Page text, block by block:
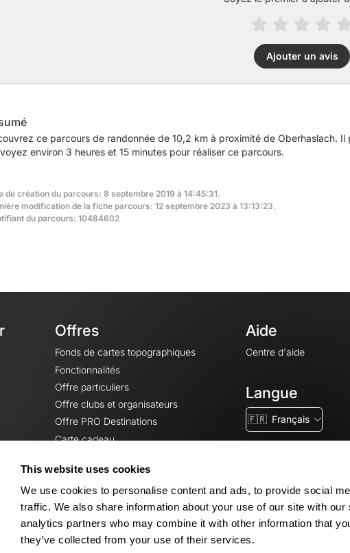
This website uses cookies
We use cookies to personalise content and ads, to provide social
traffic. We also share information about your use of our site with
analytics partners who may combine it with other information that
they’ve collected from your use of their services.
Ajouter un avis
ce parcours de randonnée de 10,2 km à proximité de Oberhaslach.
environ 3 heures et 15 minutes pour réaliser ce parcours.
de création du parcours: 8 septembre 2019 à 14:45:31.
modification de la fiche parcours: 12 septembre 2023 à 13:13:23.
du parcours: 10484602
Offres
Fonds de cartes topographiques
Fonctionnalités
Offre particuliers
Offre clubs et organisateurs
Offre PRO Destinations
Carte cadeau
Aide
Centre d'aide
Langue
🇫🇷 Français